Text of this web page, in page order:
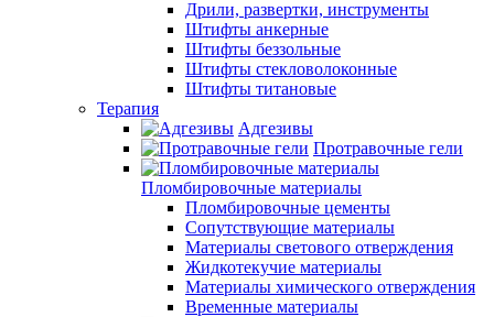
Дрили, развертки, инструменты
Штифты анкерные
Штифты беззольные
Штифты стекловолоконные
Штифты титановые
Терапия
Адгезивы
Протравочные гели
Пломбировочные материалы
Пломбировочные цементы
Сопутствующие материалы
Материалы светового отверждения
Жидкотекучие материалы
Материалы химического отверждения
Временные материалы